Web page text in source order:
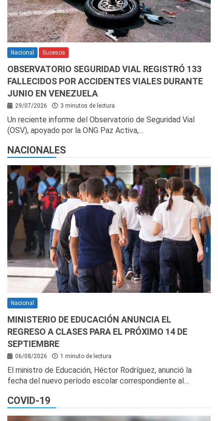
Nacional Sucesos
OBSERVATORIO SEGURIDAD VIAL REGISTRÓ 133
FALLECIDOS POR ACCIDENTES VIALES DURANTE
JUNIO EN VENEZUELA
29/07/2026 3 minutos de lectura
Un reciente informe del Observatorio de Seguridad Vial
(OSV), apoyado por la ONG Paz Activa,…
NACIONALES
Nacional
MINISTERIO DE EDUCACIÓN ANUNCIA EL
REGRESO A CLASES PARA EL PRÓXIMO 14 DE
SEPTIEMBRE
06/08/2026 1 minuto de lectura
El ministro de Educación, Héctor Rodríguez, anunció la
fecha del nuevo período escolar correspondiente al…
COVID-19